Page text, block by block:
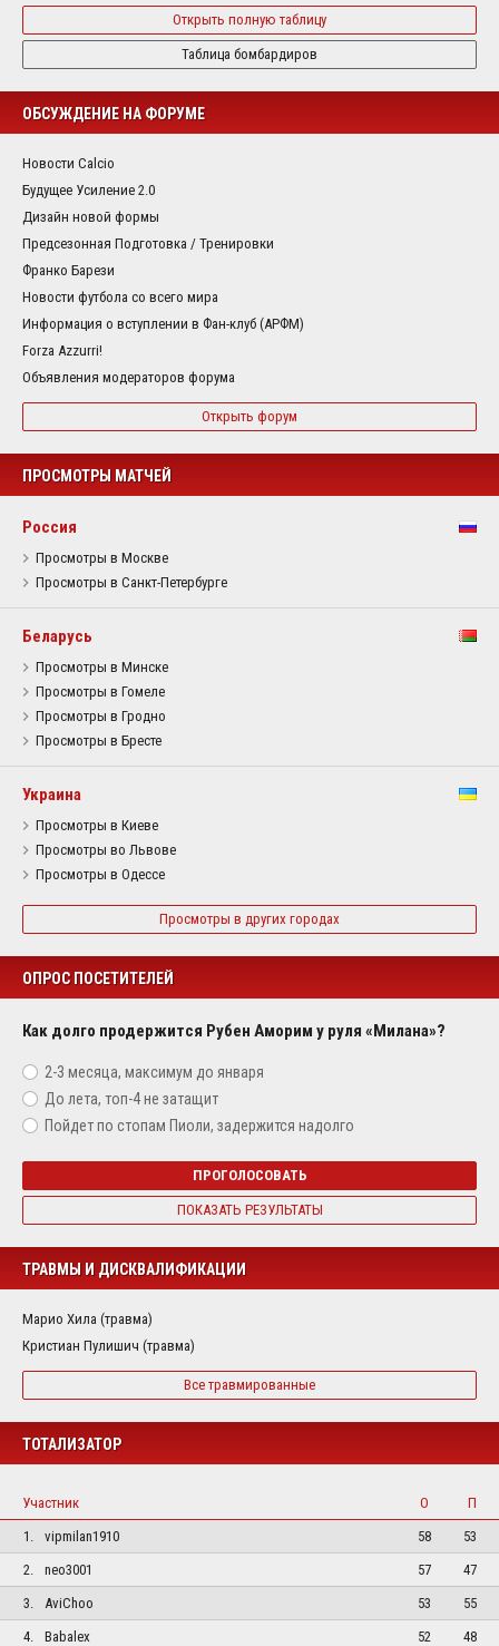
Открыть полную таблицу
Таблица бомбардиров
ОБСУЖДЕНИЕ НА ФОРУМЕ
Новости Calcio
Будущее Усиление 2.0
Дизайн новой формы
Предсезонная Подготовка / Тренировки
Франко Барези
Новости футбола со всего мира
Информация о вступлении в Фан-клуб (АРФМ)
Forza Azzurri!
Объявления модераторов форума
Открыть форум
ПРОСМОТРЫ МАТЧЕЙ
Россия
Просмотры в Москве
Просмотры в Санкт-Петербурге
Беларусь
Просмотры в Минске
Просмотры в Гомеле
Просмотры в Гродно
Просмотры в Бресте
Украина
Просмотры в Киеве
Просмотры во Львове
Просмотры в Одессе
Просмотры в других городах
ОПРОС ПОСЕТИТЕЛЕЙ
Как долго продержится Рубен Аморим у руля «Милана»?
2-3 месяца, максимум до января
До лета, топ-4 не затащит
Пойдет по стопам Пиоли, задержится надолго
ПРОГОЛОСОВАТЬ
ПОКАЗАТЬ РЕЗУЛЬТАТЫ
ТРАВМЫ И ДИСКВАЛИФИКАЦИИ
Марио Хила (травма)
Кристиан Пулишич (травма)
Все травмированные
ТОТАЛИЗАТОР
Участник О
П
1.
vipmilan1910 58
53
2.
neo3001 57
47
3.
AviChoo 53
55
4.
Babalex 52 48